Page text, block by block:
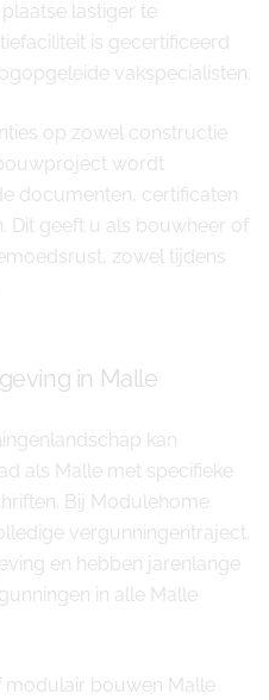
lastiger te
is gecertificeerd
vakspecialisten.
op zowel constructie
wordt
documenten, certificaten
Dit geeft u als bouwheer of
zowel tijdens
in Malle
kan
als Malle met specifieke
Bij Modulehome
vergunningentraject.
en hebben jarenlange
in alle Malle
modulair bouwen Malle